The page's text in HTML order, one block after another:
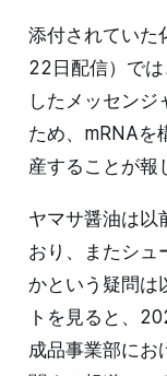
添付されていた
22日配信）で
したメッセンジ
ため、mRNAを
産することが報
ヤマサ醤油は以
おり、またシュ
かという疑問は
トを見ると、
成品事業部にお